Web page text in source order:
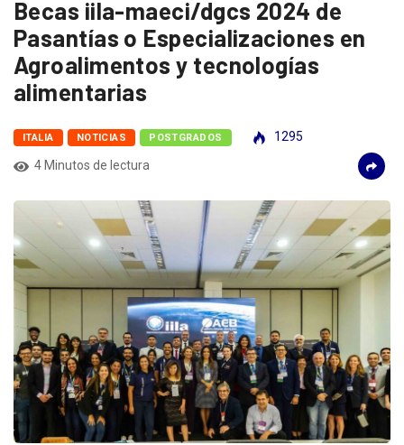
Becas iila-maeci/dgcs 2024 de
Pasantías o Especializaciones en
Agroalimentos y tecnologías
alimentarias
ITALIA NOTICIAS POSTGRADOS
1295
4 Minutos de lectura